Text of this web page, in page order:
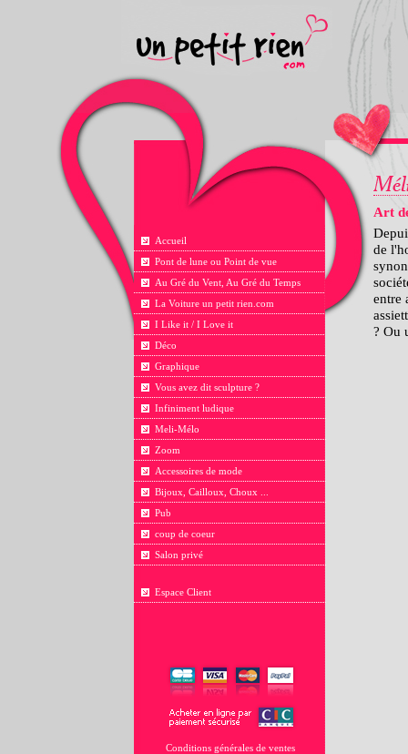
Accueil
Pont de lune ou Point de vue
Au Gré du Vent, Au Gré du Temps
La Voiture un petit rien.com
I Like it / I Love it
Déco
Graphique
Vous avez dit sculpture ?
Infiniment ludique
Meli-Mélo
Zoom
Accessoires de mode
Bijoux, Cailloux, Choux ...
Pub
coup de coeur
Salon privé
Espace Client
Conditions générales de ventes
Art
de
entre
? Ou